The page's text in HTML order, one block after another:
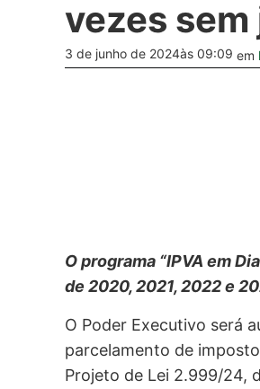
vezes
3 de junho de 2024às 09:09 em
O programa “IPVA em
de 2020, 2021, 2022 e
O Poder Executivo será
parcelamento de
Projeto de Lei 2.999/24,